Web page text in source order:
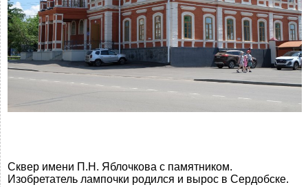
Сквер имени П.Н. Яблочкова с памятником.
Изобретатель лампочки родился и вырос в Сердобске.